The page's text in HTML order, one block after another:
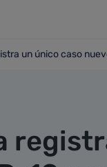
un único caso
un único caso